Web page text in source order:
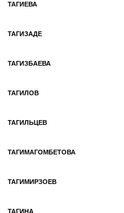
ТАГИЕВА
ТАГИЗАДЕ
ТАГИЗБАЕВА
ТАГИЛОВ
ТАГИЛЬЦЕВ
ТАГИМАГОМБЕТОВА
ТАГИМИРЗОЕВ
ТАГИНА